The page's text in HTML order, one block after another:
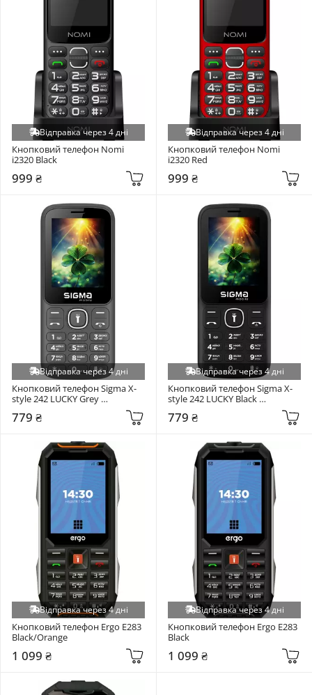
Відправка через 4 дні
Кнопковий телефон Nomi
i2320 Black
999 ₴
Відправка через 4 дні
Кнопковий телефон Nomi
i2320 Red
999 ₴
Відправка через 4 дні
Кнопковий телефон Sigma X-
style 242 LUCKY Grey
779 ₴
Відправка через 4 дні
Кнопковий телефон Sigma X-
style 242 LUCKY Black
779 ₴
Відправка через 4 дні
Кнопковий телефон Ergo E283
Black/Orange
1 099 ₴
Відправка через 4 дні
Кнопковий телефон Ergo E283
Black
1 099 ₴